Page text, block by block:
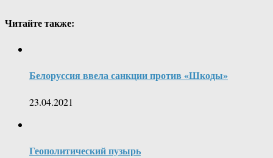
Читайте также:
Белоруссия ввела санкции против «Шкоды»
23.04.2021
Геополитический пузырь